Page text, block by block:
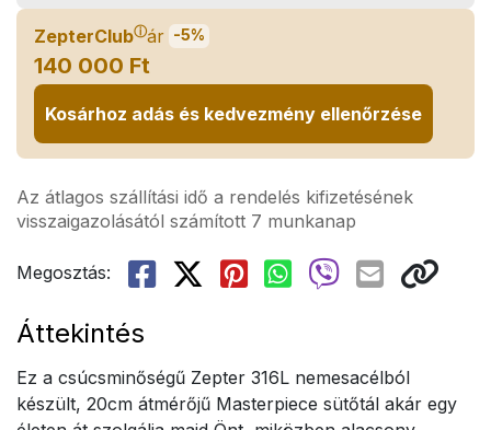
ZepterClubⓘár -5%
140 000 Ft
Kosárhoz adás és kedvezmény ellenőrzése
Az átlagos szállítási idő a rendelés kifizetésének
visszaigazolásától számított 7 munkanap
Megosztás:
Áttekintés
Ez a csúcsminőségű Zepter 316L nemesacélból
készült, 20cm átmérőjű Masterpiece sütőtál akár egy